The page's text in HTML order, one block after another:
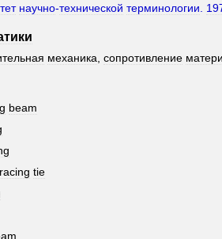
научно-технической терминологии
механика сопротивление
beam
tie